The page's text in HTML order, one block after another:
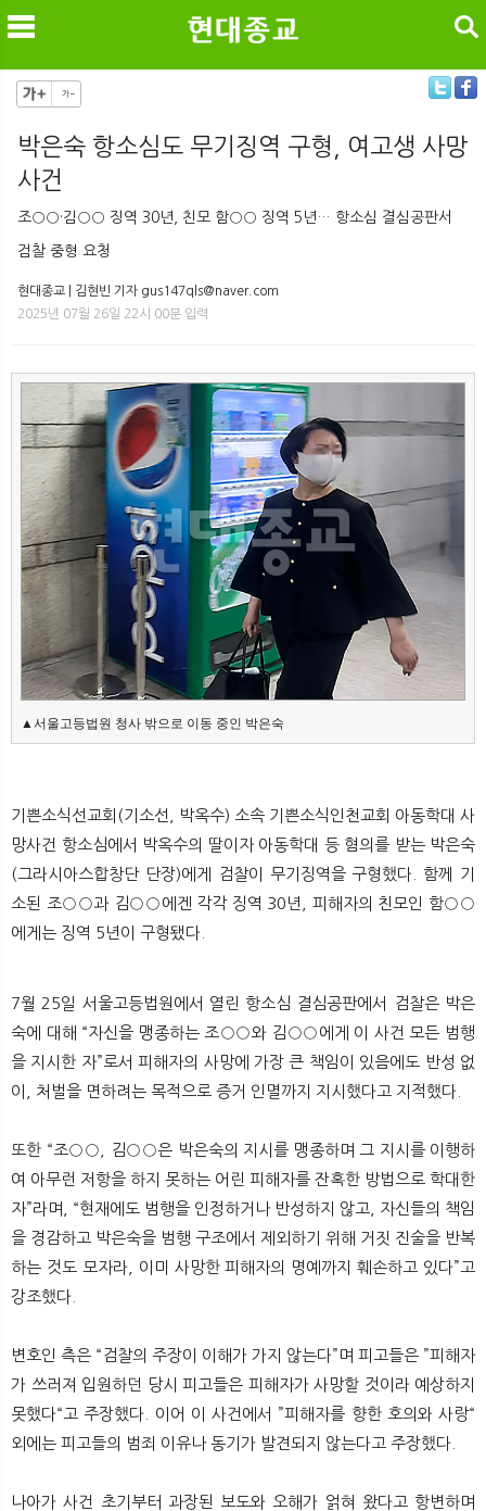
메
검색
박은숙 항소심도 무기징역 구형, 여고생 사망
사건
조○○·김○○ 징역 30년, 친모 함○○ 징역 5년… 항소심 결심공판서
검찰 중형 요청
현대종교 | 김현빈 기자 gus147qls@naver.com
2025년 07월 26일 22시 00분 입력
▲서울고등법원 청사 밖으로 이동 중인 박은숙
기쁜소식선교회(기소선, 박옥수) 소속 기쁜소식인천교회 아동학대 사
망사건 항소심에서 박옥수의 딸이자 아동학대 등 혐의를 받는 박은숙
(그라시아스합창단 단장)에게 검찰이 무기징역을 구형했다. 함께 기
소된 조○○과 김○○에겐 각각 징역 30년, 피해자의 친모인 함○○
에게는 징역 5년이 구형됐다.
7월 25일 서울고등법원에서 열린 항소심 결심공판에서 검찰은 박은
숙에 대해 “자신을 맹종하는 조○○와 김○○에게 이 사건 모든 범행
을 지시한 자”로서 피해자의 사망에 가장 큰 책임이 있음에도 반성 없
이, 처벌을 면하려는 목적으로 증거 인멸까지 지시했다고 지적했다.
또한 “조○○, 김○○은 박은숙의 지시를 맹종하며 그 지시를 이행하
여 아무런 저항을 하지 못하는 어린 피해자를 잔혹한 방법으로 학대한
자”라며, “현재에도 범행을 인정하거나 반성하지 않고, 자신들의 책임
을 경감하고 박은숙을 범행 구조에서 제외하기 위해 거짓 진술을 반복
하는 것도 모자라, 이미 사망한 피해자의 명예까지 훼손하고 있다”고
강조했다.
변호인 측은 “검찰의 주장이 이해가 가지 않는다”며 피고들은 ”피해자
가 쓰러져 입원하던 당시 피고들은 피해자가 사망할 것이라 예상하지
못했다“고 주장했다. 이어 이 사건에서 ”피해자를 향한 호의와 사랑“
외에는 피고들의 범죄 이유나 동기가 발견되지 않는다고 주장했다.
나아가 사건 초기부터 과장된 보도와 오해가 얽혀 왔다고 항변하며